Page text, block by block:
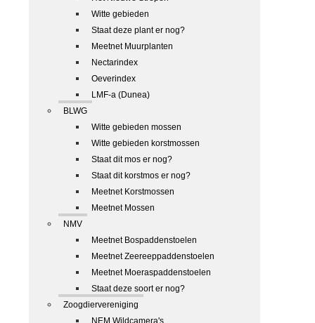
Witte gebieden
Staat deze plant er nog?
Meetnet Muurplanten
Nectarindex
Oeverindex
LMF-a (Dunea)
BLWG
Witte gebieden mossen
Witte gebieden korstmossen
Staat dit mos er nog?
Staat dit korstmos er nog?
Meetnet Korstmossen
Meetnet Mossen
NMV
Meetnet Bospaddenstoelen
Meetnet Zeereeppaddenstoelen
Meetnet Moeraspaddenstoelen
Staat deze soort er nog?
Zoogdiervereniging
NEM Wildcamera's